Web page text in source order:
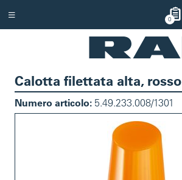
0
Calotta filettata alta, rosso
Numero articolo: 5.49.233.008/1301